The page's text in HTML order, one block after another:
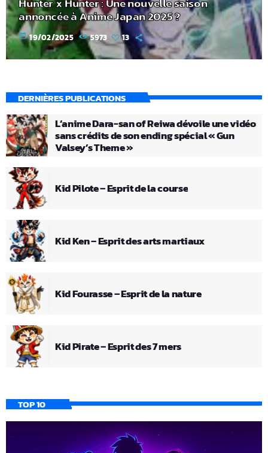
Hunter x Hunter : Une nouvelle saison
annoncée à Anime Japan 2025 ?
today 19/02/2025 5973 13
DERNIÈRES PUBLICATIONS
L’anime Dara-san of Reiwa dévoile une vidéo
sans crédits de son ending spécial « Gun
Valsey’s Theme »
Kid Pilote – Esprit de la course
Kid Ken – Esprit des arts martiaux
Kid Fourasse – Esprit de la nature
Kid Pirate – Esprit des 7 mers
TOP 10